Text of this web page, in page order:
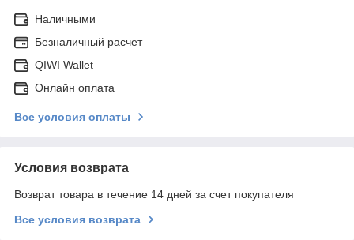
Наличными
Безналичный расчет
QIWI Wallet
Онлайн оплата
Все условия оплаты
Условия возврата
Возврат товара в течение 14 дней за счет покупателя
Все условия возврата